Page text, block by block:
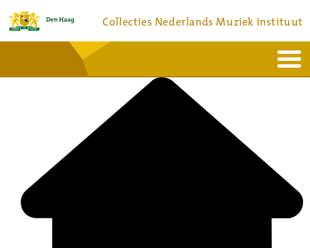
Collecties Nederlands Muziek Instituut
Bronnen en collecties